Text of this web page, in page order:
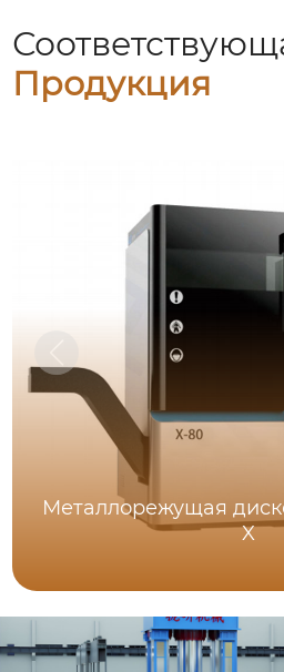
Продукция
Металлорежущая
X